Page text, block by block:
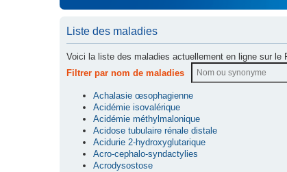
Liste des maladies
Voici la liste des maladies actuellement en ligne sur le
Filtrer par nom de maladies
Achalasie œsophagienne
Acidémie isovalérique
Acidémie méthylmalonique
Acidose tubulaire rénale distale
Acidurie 2-hydroxyglutarique
Acro-cephalo-syndactylies
Acrodysostose